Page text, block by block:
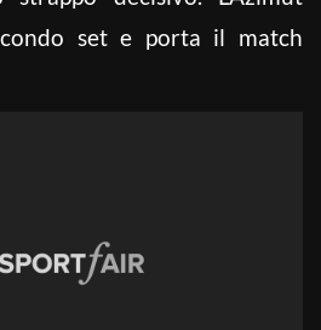
set e porta il match